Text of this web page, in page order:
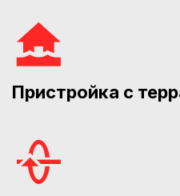
Пристройка с